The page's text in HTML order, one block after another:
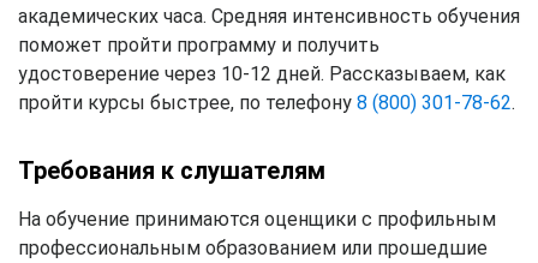
академических часа. Средняя интенсивность обучения
поможет пройти программу и получить
удостоверение через 10-12 дней. Рассказываем, как
пройти курсы быстрее, по телефону 8 (800) 301-78-62.
Требования к слушателям
На обучение принимаются оценщики с профильным
профессиональным образованием или прошедшие